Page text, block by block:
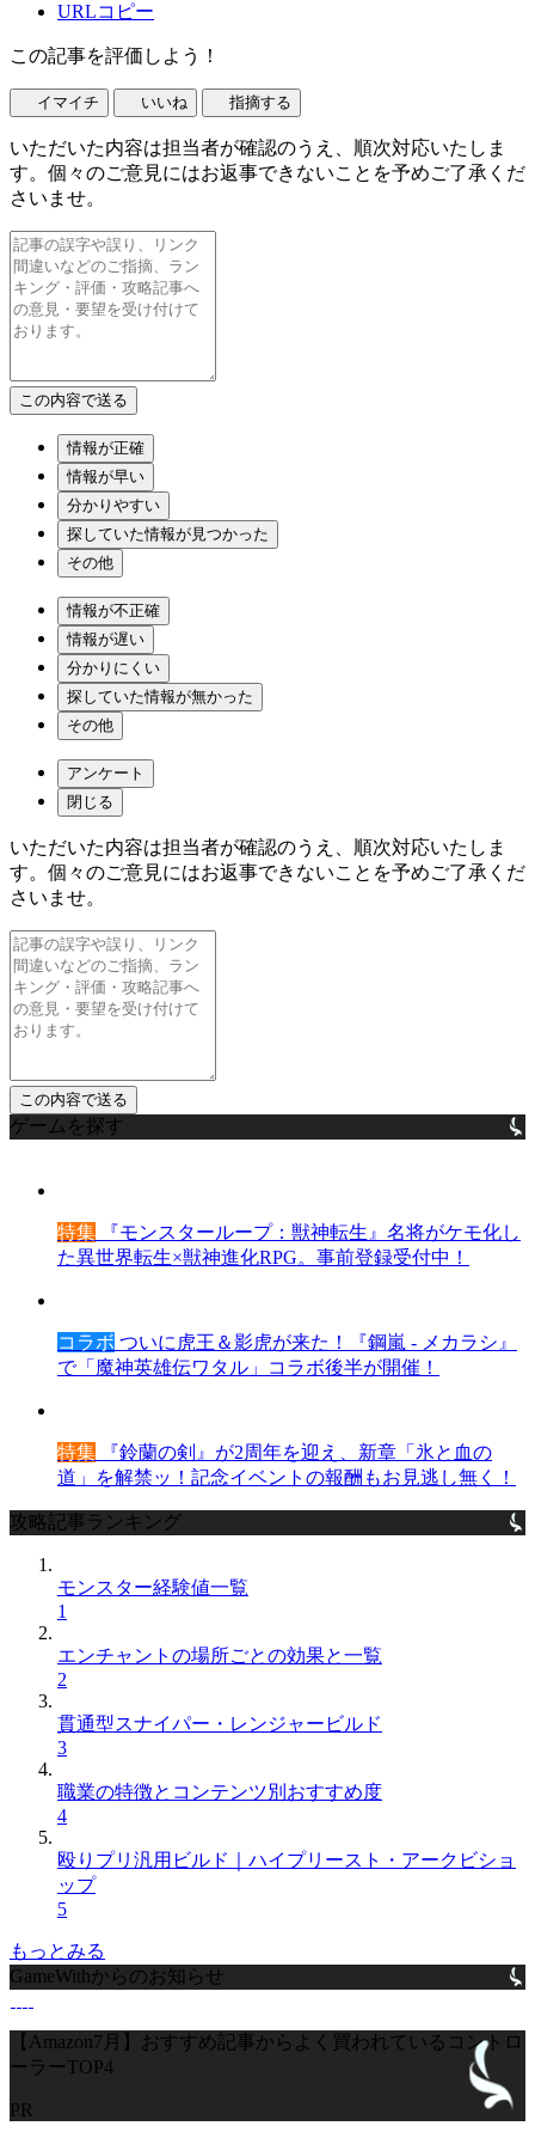
URLコピー
この記事を評価しよう！
イマイチ いいね 指摘する
いただいた内容は担当者が確認のうえ、順次対応いたしま
す。個々のご意見にはお返事できないことを予めご了承くだ
さいませ。
情報が正確
情報が早い
分かりやすい
探していた情報が見つかった
その他
情報が不正確
情報が遅い
分かりにくい
探していた情報が無かった
その他
アンケート
閉じる
いただいた内容は担当者が確認のうえ、順次対応いたしま
す。個々のご意見にはお返事できないことを予めご了承くだ
さいませ。
ゲームを探す
特集 『モンスターループ：獣神転生』名将がケモ化し
た異世界転生×獣神進化RPG。事前登録受付中！
コラボ ついに虎王＆影虎が来た！『鋼嵐 - メカラシ』
で「魔神英雄伝ワタル」コラボ後半が開催！
特集 『鈴蘭の剣』が2周年を迎え、新章「氷と血の
道」を解禁ッ！記念イベントの報酬もお見逃し無く！
攻略記事ランキング
モンスター経験値一覧
1
エンチャントの場所ごとの効果と一覧
2
貫通型スナイパー・レンジャービルド
3
職業の特徴とコンテンツ別おすすめ度
4
殴りプリ汎用ビルド｜ハイプリースト・アークビショ
ップ
5
もっとみる
GameWithからのお知らせ
【Amazon7月】おすすめ記事からよく買われているコントロ
ーラーTOP4
PR